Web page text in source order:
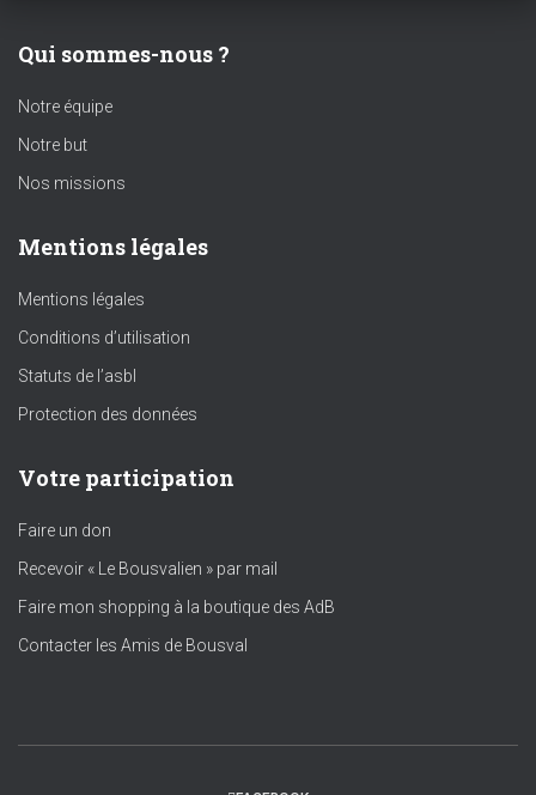
Qui sommes-nous ?
Notre équipe
Notre but
Nos missions
Mentions légales
Mentions légales
Conditions d’utilisation
Statuts de l’asbl
Protection des données
Votre participation
Faire un don
Recevoir « Le Bousvalien » par mail
Faire mon shopping à la boutique des AdB
Contacter les Amis de Bousval